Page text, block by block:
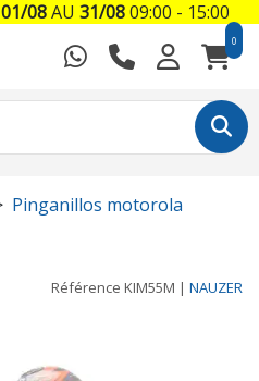
0
Pinganillos motorola
Référence KIM55M | NAUZER
01/08AU 31/0809:00 - 15:00